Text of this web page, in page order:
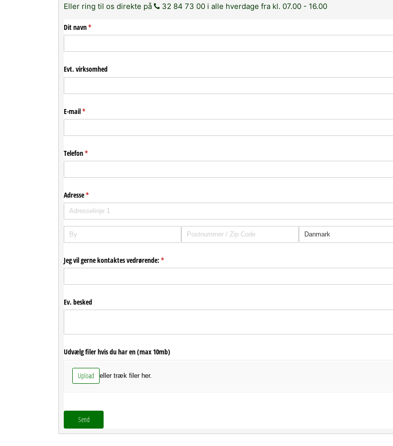
Eller ring til os direkte på 32 84 73 00 i alle hverdage fra kl. 07.00 - 16.00
Dit navn*
(påkrævet)
Evt. virksomhed
E-mail*
(påkrævet)
Telefon*
(påkrævet)
Adresse*
(påkrævet)
Jeg vil gerne kontaktes vedrørende: *
(påkrævet)
Ev. besked
Udvælg filer hvis du har en (max 10mb)
Upload eller træk filer her.
Send